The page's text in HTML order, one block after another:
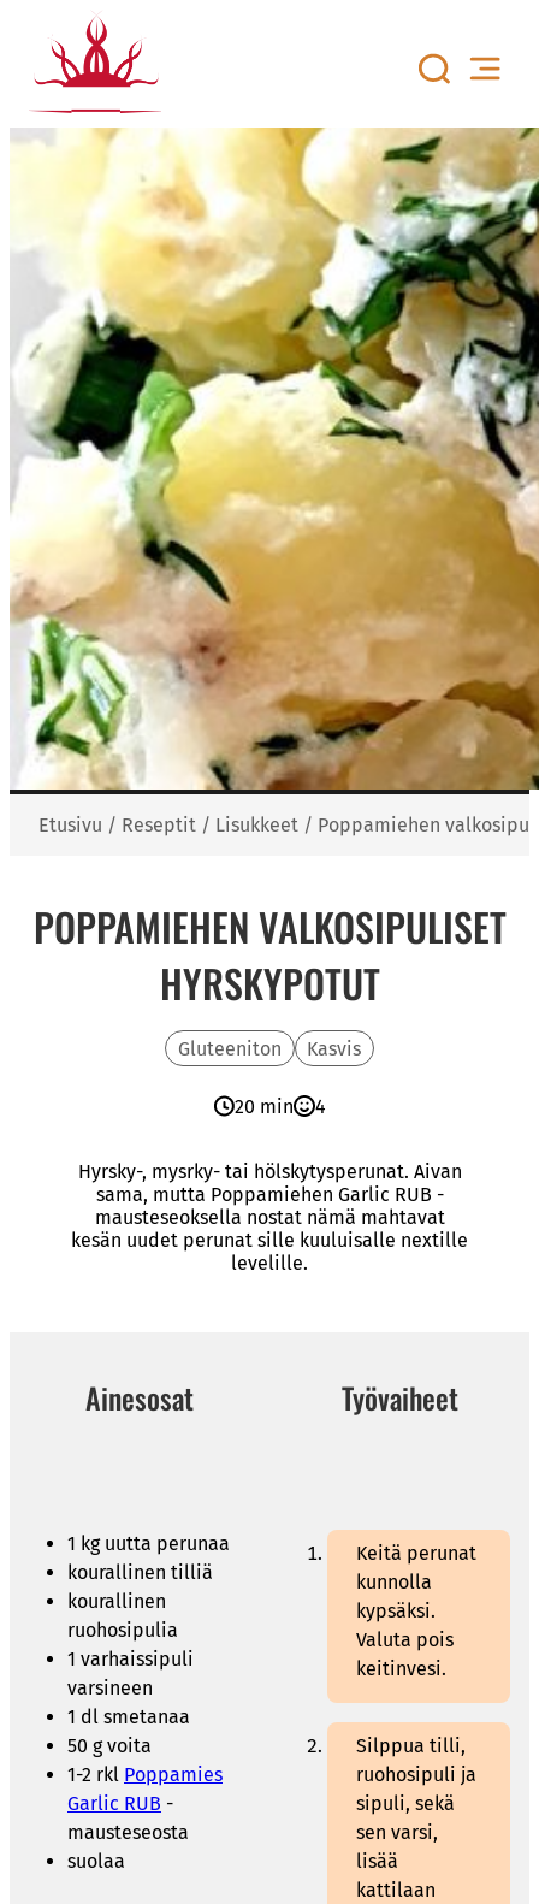
sisältöön
Etusivu / Reseptit / Lisukkeet / Poppamiehen
POPPAMIEHEN VALKOSIPULISET
HYRSKYPOTUT
Gluteeniton Kasvis
20 min 4
Hyrsky-, mysrky- tai hölskytysperunat. Aivan
sama, mutta Poppamiehen Garlic RUB -
mausteseoksella nostat nämä mahtavat
kesän uudet perunat sille kuuluisalle nextille
levelille.
Ainesosat Työvaiheet
1 kg uutta perunaa
kourallinen tilliä
kourallinen
ruohosipulia
1 varhaissipuli
varsineen
1 dl smetanaa
50 g voita
1-2 rkl Poppamies
Garlic RUB -
mausteseosta
suolaa
Keitä perunat
kunnolla
kypsäksi.
Valuta pois
keitinvesi.
Silppua tilli,
ruohosipuli ja
sipuli, sekä
sen varsi,
lisää
kattilaan